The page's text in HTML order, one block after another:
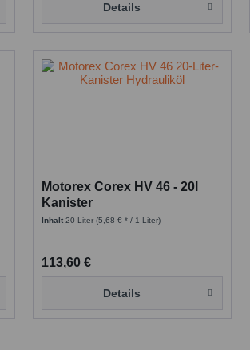
Details
Motorex Corex HV 46 - 20l
Kanister
Inhalt 20 Liter (5,68 € * / 1 Liter)
113,60 €
Details